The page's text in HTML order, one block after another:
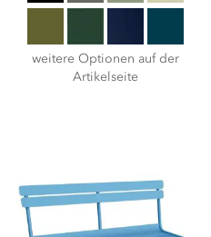
weitere Optionen auf der
Artikelseite